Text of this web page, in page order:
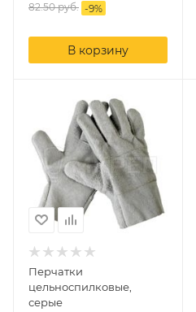
82.50руб. -9%
В корзину
Перчатки
цельноспилковые,
серые